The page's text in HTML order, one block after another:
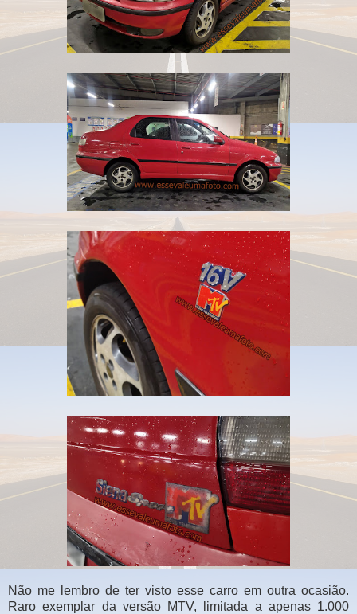
Não me lembro de ter visto esse carro em outra ocasião.
Raro exemplar da versão MTV, limitada a apenas 1.000